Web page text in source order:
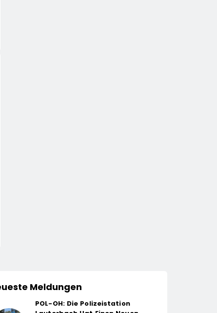
Meldungen
POL-OH: Die Polizeistation